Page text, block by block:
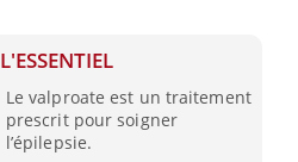
L'ESSENTIEL
Le valproate est un traitement
prescrit pour soigner
l’épilepsie.